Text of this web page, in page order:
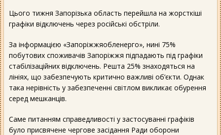
Цього тижня Запорізька область перейшла на жорсткіші
графіки відключень через російські обстріли.
За інформацією «Запоріжжяобленерго», нині 75%
побутових споживачів Запоріжжя підпадають під графіки
стабілізаційних відключень. Решта 25% знаходяться на
лініях, що забезпечують критично важливі об’єкти. Однак
така нерівність у забезпеченні світлом викликає обурення
серед мешканців.
Саме питанням справедливості у застосуванні графіків
було присвячене чергове засідання Ради оборони